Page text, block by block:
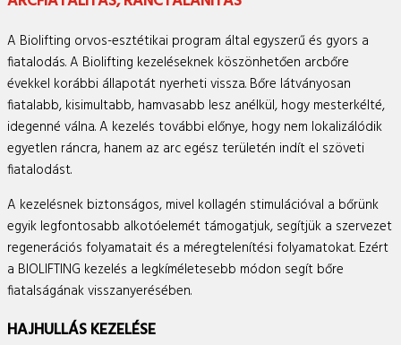
A Biolifting orvos-esztétikai program által egyszerű és gyors a
fiatalodás. A Biolifting kezeléseknek köszönhetően arcbőre
évekkel korábbi állapotát nyerheti vissza. Bőre látványosan
fiatalabb, kisimultabb, hamvasabb lesz anélkül, hogy mesterkélté,
idegenné válna. A kezelés további előnye, hogy nem lokalizálódik
egyetlen ráncra, hanem az arc egész területén indít el szöveti
fiatalodást.
A kezelésnek biztonságos, mivel kollagén stimulációval a bőrünk
egyik legfontosabb alkotóelemét támogatjuk, segítjük a szervezet
regenerációs folyamatait és a méregtelenítési folyamatokat. Ezért
a BIOLIFTING kezelés a legkíméletesebb módon segít bőre
fiatalságának visszanyerésében.
HAJHULLÁS KEZELÉSE